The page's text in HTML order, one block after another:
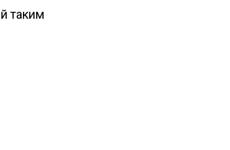
таким